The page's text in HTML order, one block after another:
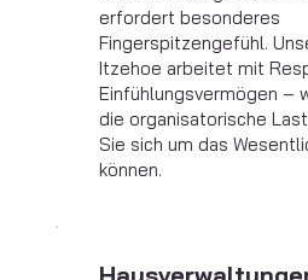
erfordert besonderes
Fingerspitzengefühl.
Itzehoe arbeitet mit
Einfühlungsvermögen –
die organisatorische
Sie sich um das
können.